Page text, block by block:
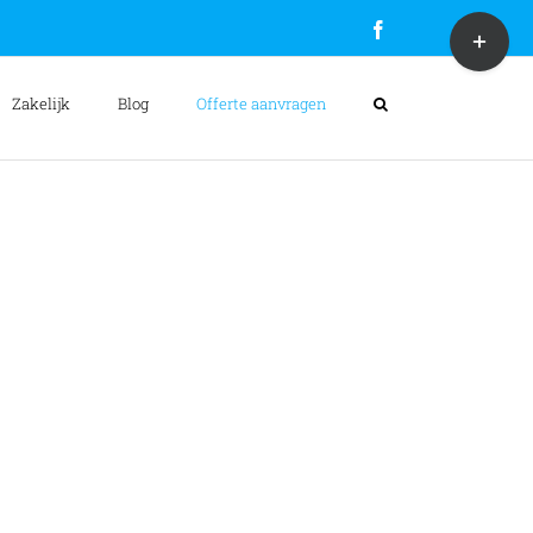
Facebook
Zakelijk Blog Offerte aanvragen
Toggle
Sliding
Bar